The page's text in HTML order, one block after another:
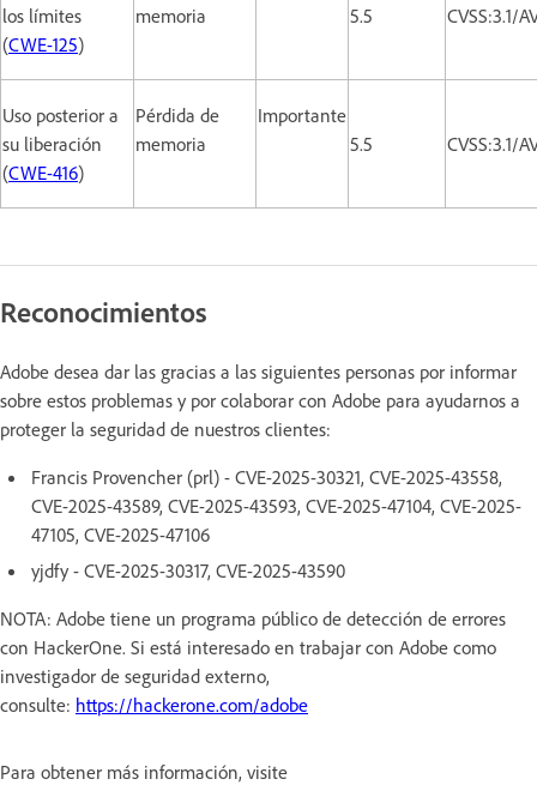
los límites
(CWE-125)
memoria
5.5
CVSS:3.1/
Uso posterior a
su liberación
(CWE-416)
Pérdida de
memoria
Importante
5.5
CVSS:3.1/
Reconocimientos
Adobe desea dar las gracias a las siguientes personas por informar
sobre estos problemas y por colaborar con Adobe para ayudarnos a
proteger la seguridad de nuestros clientes:
Francis Provencher (prl) - CVE-2025-30321, CVE-2025-43558,
CVE-2025-43589, CVE-2025-43593, CVE-2025-47104, CVE-2025-
47105, CVE-2025-47106
yjdfy - CVE-2025-30317, CVE-2025-43590
NOTA: Adobe tiene un programa público de detección de errores
con HackerOne. Si está interesado en trabajar con Adobe como
investigador de seguridad externo,
consulte: https://hackerone.com/adobe
Para obtener más información, visite